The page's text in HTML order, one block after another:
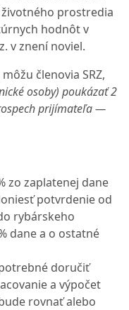
prostredia
hodnôt v
v znení noviel.
členovia SRZ,
osoby) poukázať 2
prijímateľa —
zo zaplatenej dane
potvrdenie od
rybárskeho
dane a o ostatné
doručiť
a výpočet
rovnať alebo